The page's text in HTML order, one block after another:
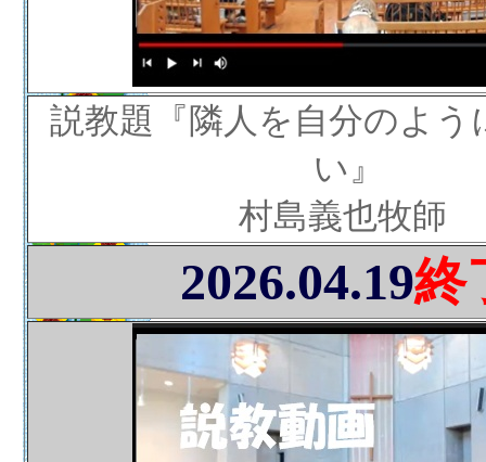
説教題『隣人を自分のよう
い』
村島義也牧師
2026.04.19終